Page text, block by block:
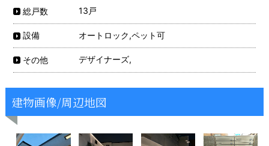
総戸数 13戸
設備 オートロック,ペット可
その他 デザイナーズ,
建物画像/周辺地図